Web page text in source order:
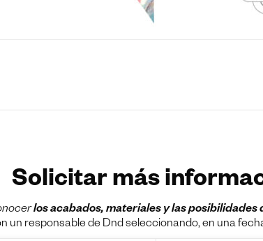
Solicitar más
los acabados, materiales y las posibilidades
un responsable de Dnd seleccionando, en una